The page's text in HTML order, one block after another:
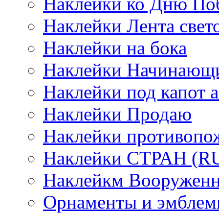
Наклейки Лента
Наклейки на бока
Наклейки
Наклейки под капот
Наклейки Продаю
Наклейки
Наклейки СТРАН
Наклейкм
Орнаменты и